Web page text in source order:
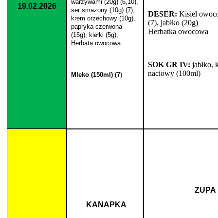
19.02.2026
warzywami (20g) (6,10),
ser smażony (10g) (7),
krem orzechowy (10g),
papryka czerwona
(15g), kiełki (5g),
Herbata owocowa
Mleko (150ml) (7)
DESER: Kisiel
(7), jabłko (20g)
Herbatka owocowa
SOK GR IV: jabłko,
naciowy (100ml)
KANAPKA
ZUPA